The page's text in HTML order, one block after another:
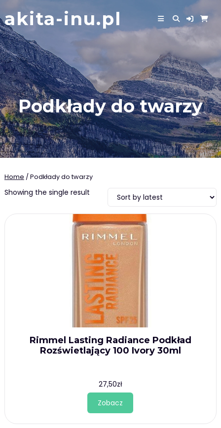
to
content
akita-inu.pl
Podkłady do twarzy
Home / Podkłady do twarzy
Showing the single result
Rimmel Lasting Radiance Podkład
Rozświetlający 100 Ivory 30ml
27,50zł
Zobacz